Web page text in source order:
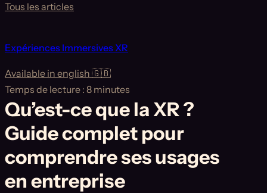
Tous les articles
Expériences Immersives XR
Available in english 🇬🇧
Temps de lecture : 8 minutes
Qu’est-ce que la XR ?
Guide complet pour
comprendre ses usages
en entreprise